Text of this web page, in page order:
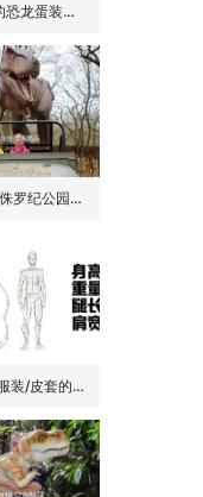
8款热销的恐龙蛋装饰(模型/雕塑)供参考
复原10个侏罗纪公园里的经典恐龙品种
仿真动物服装/皮套的6大卖点